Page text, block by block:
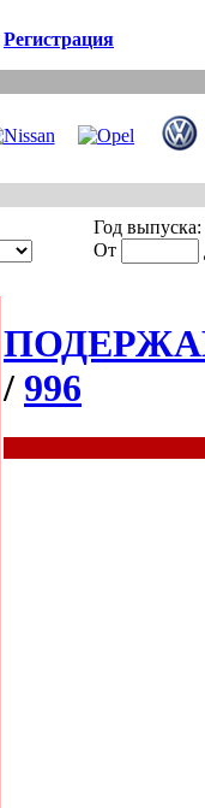
Регистрация
Год выпуска:
От
/ 996